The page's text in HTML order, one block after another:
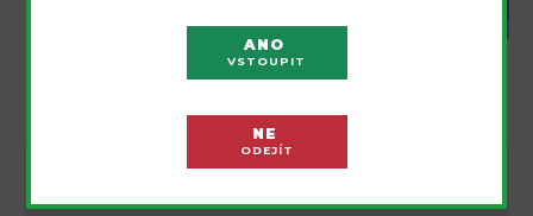
ANO
VSTOUPIT
NE
ODEJÍT